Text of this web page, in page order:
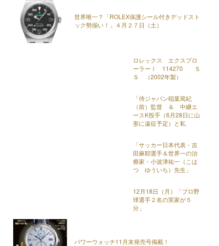
世界唯一？「ROLEX保護シール付きデッドスト
ック勢揃い！」４月２７日（土）
ロレックス エクスプロ
ーラーⅠ 114270 Ｓ
Ｓ （2002年製）
「侍ジャパン稲葉篤紀
（前）監督 ＆ 中継エ
ースK投手（6月28日に山
形に遠征予定）と私
「サッカー日本代表・吉
田麻耶選手＆世界一の治
療家・小波津祐一（こは
つ ゆういち）先生」
12月18日（月）「プロ野
球選手２名の実家が５
分」
パワーウォッチ11月末発売号掲載！